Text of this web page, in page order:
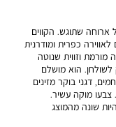
ארוחה שתוגש. הקווים
כפרית ומודרנית
וזווית שנוטה
לשולחן. הוא מושלם
דגני בוקר מזינים
מידות הבול: קוטר 16.5 ס”מ. צבעו מוקה עשיר.
שונה מהמוצג